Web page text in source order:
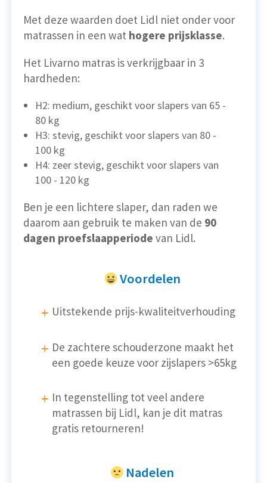
Met deze waarden doet Lidl niet onder voor
matrassen in een wat hogere prijsklasse.
Het Livarno matras is verkrijgbaar in 3
hardheden:
H2: medium, geschikt voor slapers van 65 -
80 kg
H3: stevig, geschikt voor slapers van 80 -
100 kg
H4: zeer stevig, geschikt voor slapers van
100 - 120 kg
Ben je een lichtere slaper, dan raden we
daarom aan gebruik te maken van de 90
dagen proefslaapperiode van Lidl.
Voordelen
Uitstekende prijs-kwaliteitverhouding
De zachtere schouderzone maakt het
een goede keuze voor zijslapers >65kg
In tegenstelling tot veel andere
matrassen bij Lidl, kan je dit matras
gratis retourneren!
Nadelen